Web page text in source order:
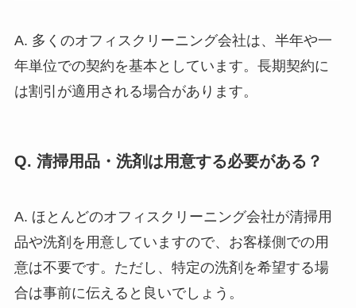
A. 多くのオフィスクリーニング会社は、半年や一
年単位での契約を基本としています。長期契約に
は割引が適用される場合があります。
Q. 清掃用品・洗剤は用意する必要がある？
A. ほとんどのオフィスクリーニング会社が清掃用
品や洗剤を用意していますので、お客様側での用
意は不要です。ただし、特定の洗剤を希望する場
合は事前に伝えると良いでしょう。